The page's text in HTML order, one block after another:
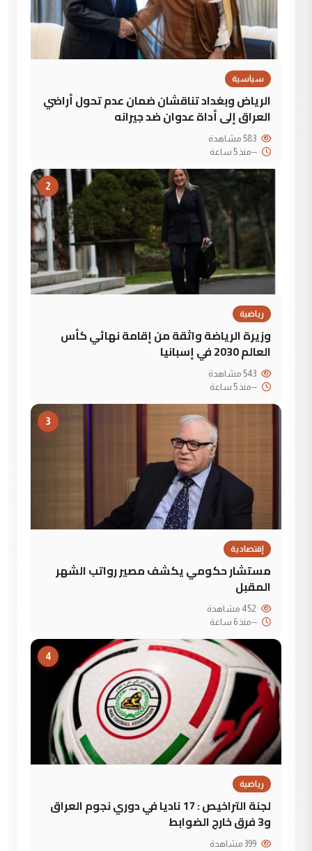
سياسية
الرياض وبغداد تناقشان ضمان عدم تحول أراضي
العراق إلى أداة عدوان ضد جيرانه
--منذ 5 ساعة
2
رياضية
وزيرة الرياضة واثقة من إقامة نهائي كأس
العالم 2030 في إسبانيا
--منذ 5 ساعة
3
إقتصادية
مستشار حكومي يكشف مصير رواتب الشهر
المقبل
--منذ 6 ساعة
4
رياضية
لجنة التراخيص : 17 ناديا في دوري نجوم العراق
و3 فرق خارج الضوابط